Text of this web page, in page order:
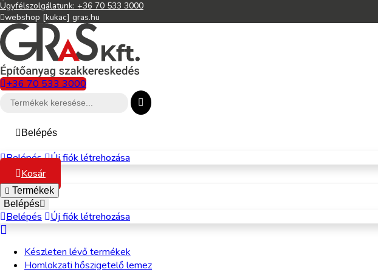
Ügyfélszolgálatunk: +36 70 533 3000
webshop [kukac] gras.hu
+36 70 533 3000
Belépés
Belépés
Új fiók létrehozása
Kosár
Termékek
Belépés
Belépés Új fiók létrehozása
Készleten lévő termékek
Homlokzati hőszigetelő lemez